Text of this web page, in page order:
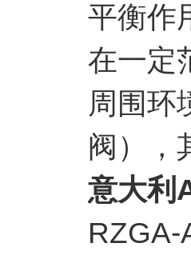
平衡作
在一定
周围环
阀），
意大利
RZGA-